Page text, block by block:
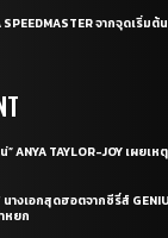
SPEEDMASTER จากจุดเริ่ม
ANYA TAYLOR-JOY เผย
นางเอกสุดฮอตจากซีรี่ส์
หยก